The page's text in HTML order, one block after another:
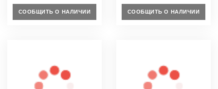
СООБЩИТЬ О НАЛИЧИИ СООБЩИТЬ О НАЛИЧИИ